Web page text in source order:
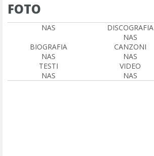
FOTO
NAS
DISCOGRAFIA
NAS
BIOGRAFIA
NAS
CANZONI
NAS
TESTI
NAS
VIDEO
NAS